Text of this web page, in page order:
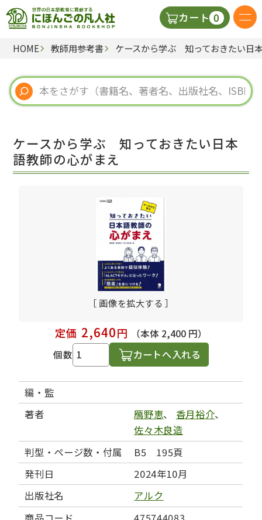
カート 0
日本語の教科書
視聴覚・補助教材
教師用参考書
HOME 教師用参考書 ケースから学ぶ 知っておきたい日
ケースから学ぶ 知っておきたい日本
語教師の心がまえ
［ 画像を拡大する ］
定価 2,640円
（本体 2,400 円）
個数
カートへ入れる
編・監
著者
鴈野恵、 香月裕介、
佐々木良造
判型・ページ数・付属
B5 195頁
発刊日
2024年10月
出版社名
アルク